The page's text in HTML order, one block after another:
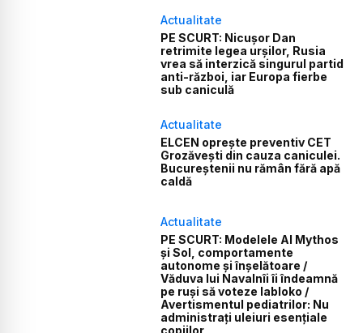
Actualitate
PE SCURT: Nicușor Dan
retrimite legea urșilor, Rusia
vrea să interzică singurul partid
anti-război, iar Europa fierbe
sub caniculă
Actualitate
ELCEN oprește preventiv CET
Grozăvești din cauza caniculei.
Bucureștenii nu rămân fără apă
caldă
Actualitate
PE SCURT: Modelele AI Mythos
și Sol, comportamente
autonome și înșelătoare /
Văduva lui Navalnîi îi îndeamnă
pe ruși să voteze Iabloko /
Avertismentul pediatrilor: Nu
administrați uleiuri esențiale